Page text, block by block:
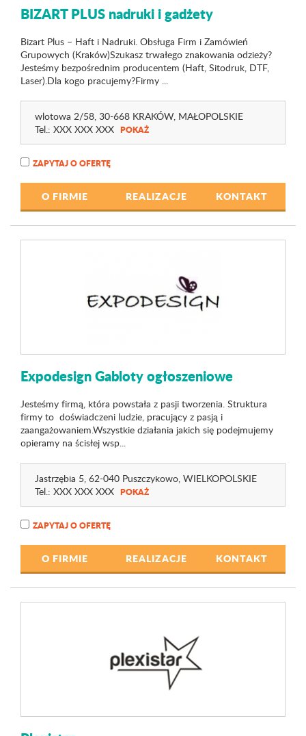
BIZART PLUS nadruki i gadżety
Bizart Plus – Haft i Nadruki. Obsługa Firm i Zamówień
Grupowych (Kraków)Szukasz trwałego znakowania odzieży?
Jesteśmy bezpośrednim producentem (Haft, Sitodruk, DTF,
Laser).Dla kogo pracujemy?Firmy ...
wlotowa 2/58, 30-668 KRAKÓW, MAŁOPOLSKIE
Tel.: XXX XXX XXX POKAŻ
ZAPYTAJ O OFERTĘ
O FIRMIE REALIZACJE KONTAKT
Expodesign Gabloty ogłoszeniowe
Jesteśmy firmą, która powstała z pasji tworzenia. Struktura
firmy to doświadczeni ludzie, pracujący z pasją i
zaangażowaniem.Wszystkie działania jakich się podejmujemy
opieramy na ścisłej wsp...
Jastrzębia 5, 62-040 Puszczykowo, WIELKOPOLSKIE
Tel.: XXX XXX XXX POKAŻ
ZAPYTAJ O OFERTĘ
O FIRMIE REALIZACJE KONTAKT